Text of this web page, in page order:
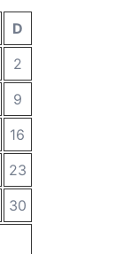
D
2
9
16
23
30